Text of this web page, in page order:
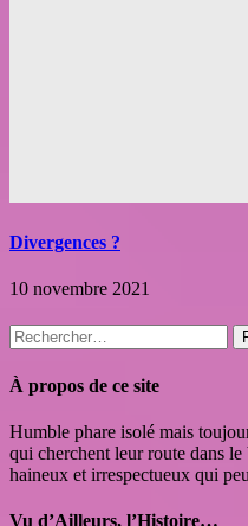
Divergences ?
10 novembre 2021
Rechercher :
À propos de ce site
Humble phare isolé mais
qui cherchent leur route dans
haineux et irrespectueux qui
Vu d’Ailleurs, l’Histoire…